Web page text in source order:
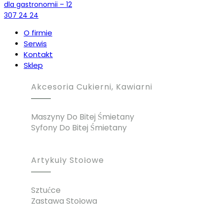
O firmie
Serwis
Kontakt
Sklep
Akcesoria Cukierni, Kawiarni
Maszyny Do Bitej Śmietany
Syfony Do Bitej Śmietany
Artykuły Stołowe
Sztućce
Zastawa Stołowa